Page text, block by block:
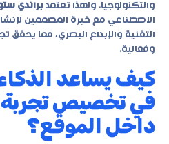
والتكنولوجيا. ولهذا تعتمدبراندي
الاصطناعي مع خبرة المصممين
التقنية والإبداع البصري، مما يحقق
وفعالية.
كيف يساعد
في تخصيص
داخل الموقع؟